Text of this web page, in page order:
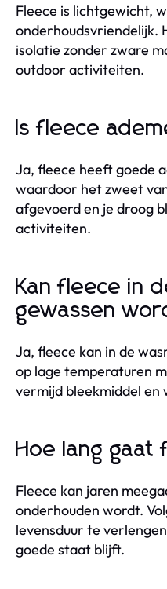
Fleece is lichtgewicht,
onderhoudsvriendelijk.
isolatie zonder zware
outdoor activiteiten.
Is fleece
Ja, fleece heeft goede
waardoor het zweet
afgevoerd en je droog
activiteiten.
Kan fleece in
gewassen
Ja, fleece kan in de
op lage temperaturen
vermijd bleekmiddel en
Hoe lang gaat
Fleece kan jaren
onderhouden wordt.
levensduur te
goede staat blijft.